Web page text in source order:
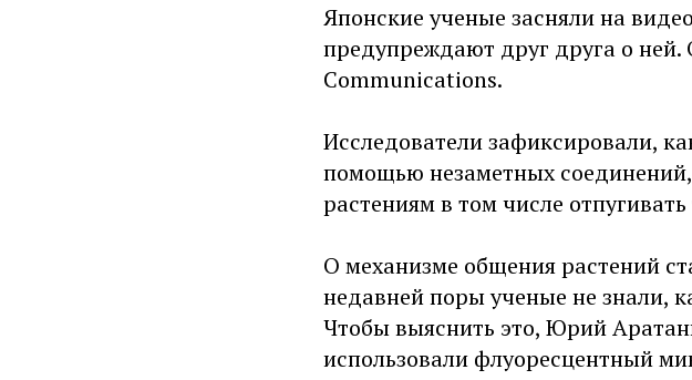
Японские ученые засняли на
предупреждают друг друга о ней.
Communications.
Исследователи зафиксировали,
помощью незаметных
растениям в том числе
О механизме общения растений
недавней поры ученые не знали,
Чтобы выяснить это, Юрий
использовали флуоресцентный